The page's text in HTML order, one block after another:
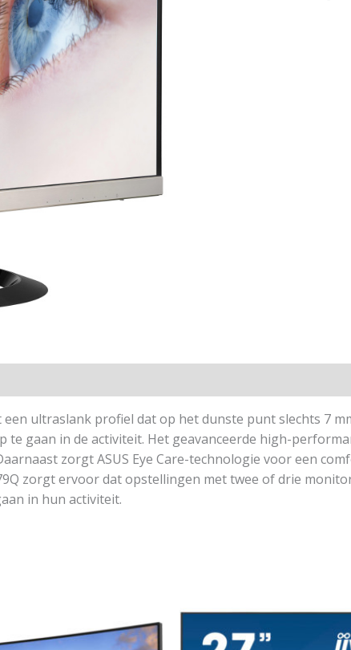
ultraslank profiel dat op het dunste punt slechts 7
gaan in de activiteit. Het geavanceerde high-
zorgt ASUS Eye Care-technologie voor een
zorgt ervoor dat opstellingen met twee of drie
in hun activiteit.